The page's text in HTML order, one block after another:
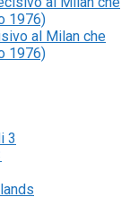
al Milan che
1976)